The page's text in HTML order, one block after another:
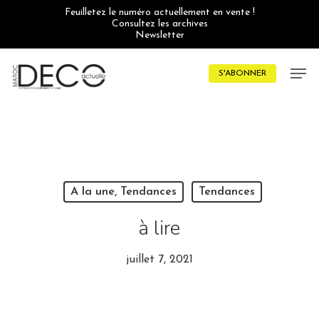
Feuilletez le numéro actuellement en vente !
Consultez les archives
Newsletter
S'ABONNER
A la une, Tendances Tendances
à lire
juillet 7, 2021